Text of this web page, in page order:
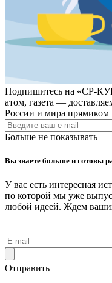
Подпишитесь на «СР-
атом, газета —
России и мира
Больше не показывать
Вы знаете больше и готовы
У вас есть интересная
по которой мы уже
любой идеей. Ждем
Отправить